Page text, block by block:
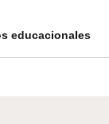
educacionales